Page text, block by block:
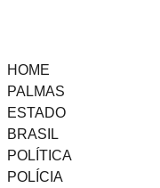
HOME
PALMAS
ESTADO
BRASIL
POLÍTICA
POLÍCIA